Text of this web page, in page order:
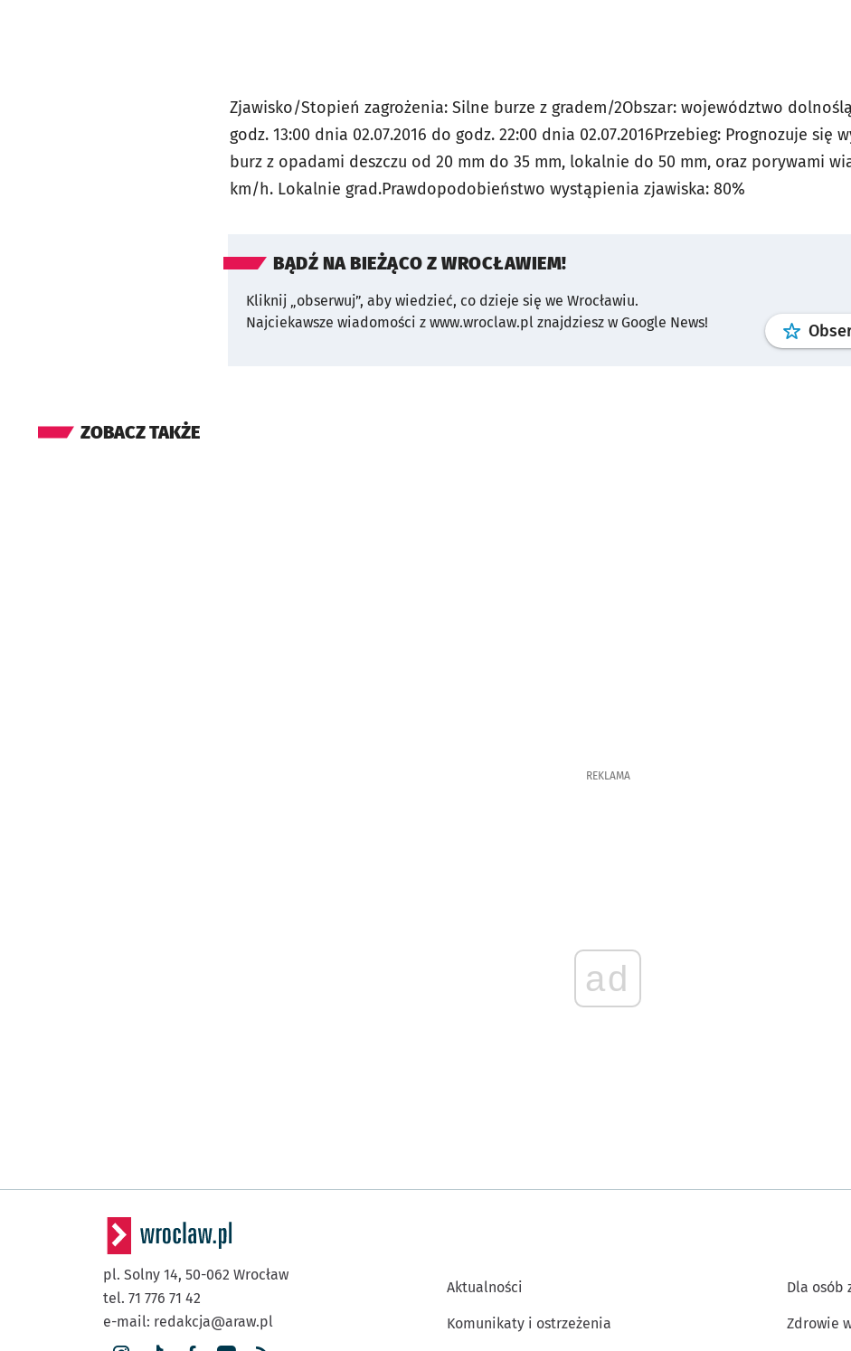
Zjawisko/Stopień zagrożenia: Silne burze z gradem/2Obszar: województwo
godz. 13:00 dnia 02.07.2016 do godz. 22:00 dnia 02.07.2016Przebieg: Prognozuje się
burz z opadami deszczu od 20 mm do 35 mm, lokalnie do 50 mm, oraz porywami
km/h. Lokalnie grad.Prawdopodobieństwo wystąpienia zjawiska: 80%
BĄDŹ NA BIEŻĄCO Z WROCŁAWIEM!
Kliknij „obserwuj”, aby wiedzieć, co dzieje się we Wrocławiu.
Najciekawsze wiadomości z www.wroclaw.pl znajdziesz w Google News!
ZOBACZ TAKŻE
REKLAMA
ad
pl. Solny 14, 50-062 Wrocław
tel. 71 776 71 42
e-mail: redakcja@araw.pl
Aktualności
Komunikaty i ostrzeżenia
Dla osób
Zdrowie